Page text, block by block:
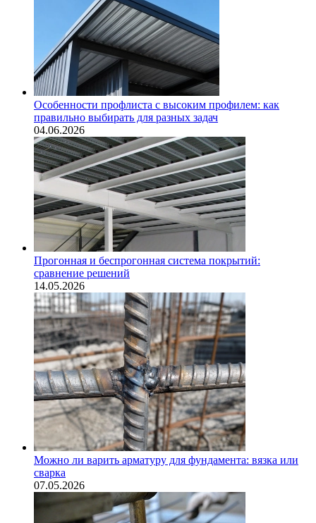
Особенности профлиста с высоким профилем: как
правильно выбирать для разных задач
04.06.2026
Прогонная и беспрогонная система покрытий:
сравнение решений
14.05.2026
Можно ли варить арматуру для фундамента: вязка или
сварка
07.05.2026